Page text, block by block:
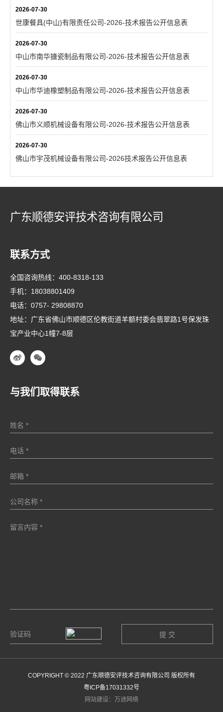
2026-07-30
世康餐具(中山)有限责任公司-2026-技术报告公开信息表
2026-07-30
中山市南华搪瓷制品有限公司-2026-技术报告公开信息表
2026-07-30
中山市华迪橡塑制品有限公司-2026-技术报告公开信息表
2026-07-30
佛山市义顺机械设备有限公司-2026-技术报告公开信息表
2026-07-30
佛山市宇茂机械设备有限公司-2026技术报告公开信息表
广东顺德安评技术咨询有限公司
联系方式
全国咨询热线： 400-8318-133
手机： 18038801409
电话： 0757- 29808870
地址：广东省佛山市顺德区伦教街道羊额村委会翡翠路1号保发珠
宝产业中心1幢7-8层
与我们取得联系
COPYRIGHT © 2022 广东顺德安评技术咨询有限公司 版权所有
粤ICP备17031332号
网站建设：万迪网络